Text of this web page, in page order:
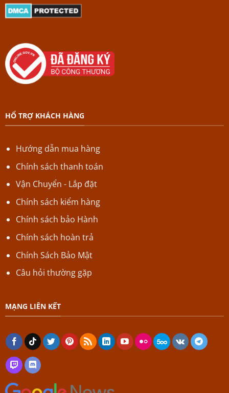
HỔ TRỢ KHÁCH HÀNG
Hướng dẫn mua hàng
Chính sách thanh toán
Vận Chuyển - Lắp đặt
Chính sách kiểm hàng
Chính sách bảo Hành
Chính sách hoàn trả
Chính Sách Bảo Mật
Câu hỏi thường gặp
MẠNG LIÊN KẾT